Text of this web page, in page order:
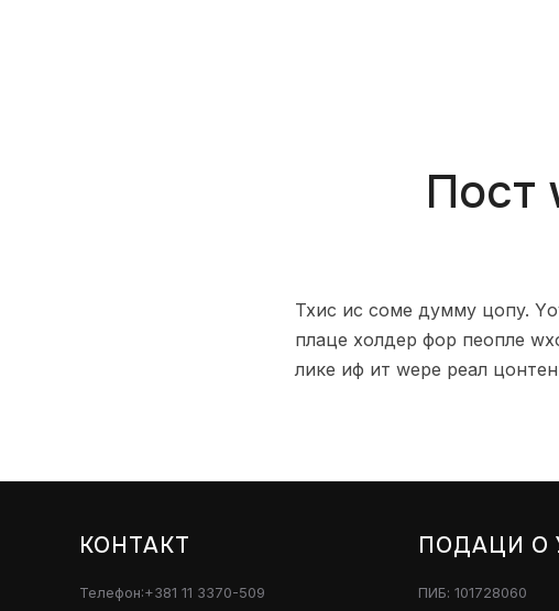
Пост
Тхис ис соме думмy цопy.
плаце холдер фор пеопле
лике иф ит wере реал
КОНТАКТ
Телефон:+381 11 3370-509
ПОДАЦИ О
ПИБ: 101728060